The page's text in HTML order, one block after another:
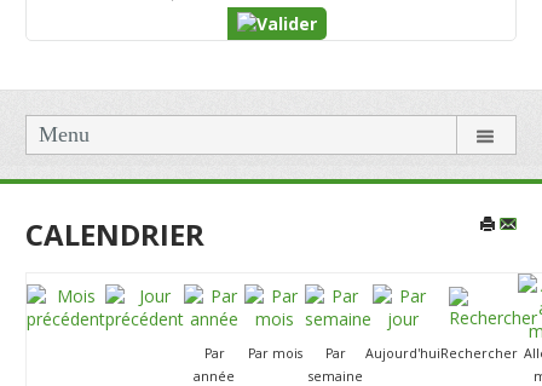
Menu
CALENDRIER
Par
année
Par mois
Par
semaine
Aujourd'huiRechercher